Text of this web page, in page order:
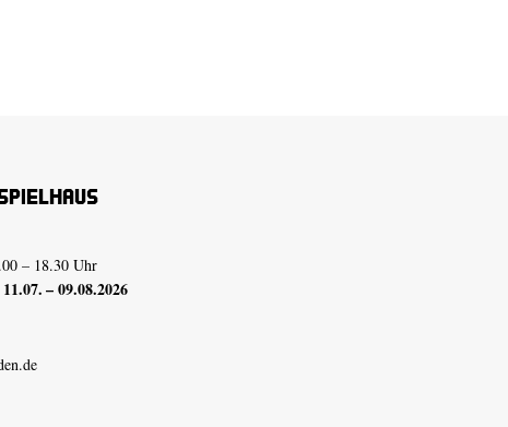
– 18.30 Uhr
– 09.08.2026